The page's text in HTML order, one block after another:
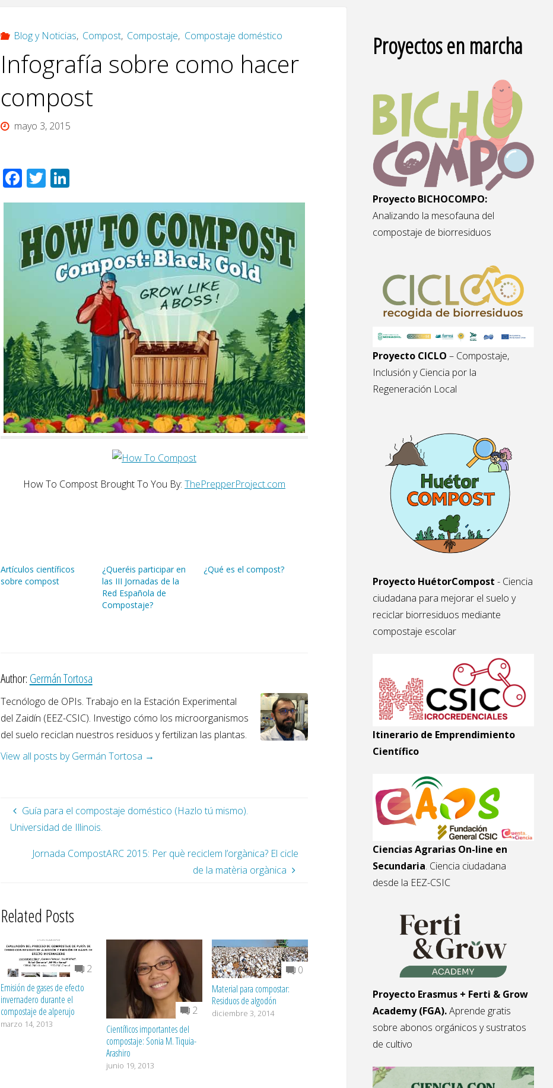
Blog y Noticias, Compost, Compostaje, Compostaje doméstico
Infografía sobre como hacer
compost
mayo 3, 2015
F
ac
b
o
o
T
wi
er
Li
n
k
e
dI
n
How To Compost Brought To You By: ThePrepperProject.com
Artículos científicos
sobre compost
¿Queréis participar en
las III Jornadas de la
Red Española de
Compostaje?
¿Qué es el compost?
Author: Germán Tortosa
Tecnólogo de OPIs. Trabajo en la Estación Experimental
del Zaidín (EEZ-CSIC). Investigo cómo los microorganismos
del suelo reciclan nuestros residuos y fertilizan las plantas.
View all posts by Germán Tortosa →
Guía para el compostaje doméstico (Hazlo tú mismo).
Universidad de Illinois.
Jornada CompostARC 2015: Per què reciclem l’orgànica? El cicle
de la matèria orgànica
Related Posts
2
Emisión de gases de efecto
invernadero durante el
compostaje de alperujo
marzo 14, 2013
2
Científicos importantes del
compostaje: Sonia M. Tiquia-
Arashiro
junio 19, 2013
0
Material para compostar:
Residuos de algodón
diciembre 3, 2014
Proyectos en marcha
Proyecto BICHOCOMPO:
Analizando la mesofauna del
compostaje de biorresiduos
Proyecto CICLO – Compostaje,
Inclusión y Ciencia por la
Regeneración Local
Proyecto HuétorCompost - Ciencia
ciudadana para mejorar el suelo y
reciclar biorresiduos mediante
compostaje escolar
Itinerario de Emprendimiento
Científico
Ciencias Agrarias On-line en
Secundaria. Ciencia ciudadana
desde la EEZ-CSIC
Proyecto Erasmus + Ferti & Grow
Academy (FGA).Aprende gratis
sobre abonos orgánicos y sustratos
de cultivo